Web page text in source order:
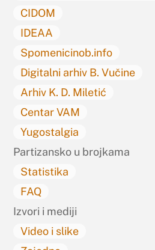
CIDOM
IDEAA
Spomenicinob.info
Digitalni arhiv B. Vučine
Arhiv K. D. Miletić
Centar VAM
Yugostalgia
Partizansko u brojkama
Statistika
FAQ
Izvori i mediji
Video i slike